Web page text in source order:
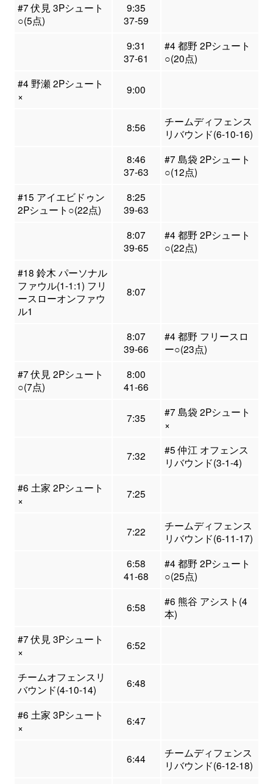
#7 伏見 3Pシュート
○(5点)
9:35
37-59
9:31
37-61
#4 都野 2Pシュート
○(20点)
#4 野瀬 2Pシュート
×
9:00
8:56
チームディフェンス
リバウンド(6-10-16)
8:46
37-63
#7 島袋 2Pシュート
○(12点)
#15 アイエビドゥン
2Pシュート○(22点)
8:25
39-63
8:07
39-65
#4 都野 2Pシュート
○(22点)
#18 鈴木 パーソナル
ファウル(1-1:1) フリ
ースローオンファウ
ル1
8:07
8:07
39-66
#4 都野 フリースロ
ー○(23点)
#7 伏見 2Pシュート
○(7点)
8:00
41-66
7:35
#7 島袋 2Pシュート
×
7:32
#5 仲江 オフェンス
リバウンド(3-1-4)
#6 土家 2Pシュート
×
7:25
7:22
チームディフェンス
リバウンド(6-11-17)
6:58
41-68
#4 都野 2Pシュート
○(25点)
6:58
#6 熊谷 アシスト(4
本)
#7 伏見 3Pシュート
×
6:52
チームオフェンスリ
バウンド(4-10-14)
6:48
#6 土家 3Pシュート
×
6:47
6:44
チームディフェンス
リバウンド(6-12-18)